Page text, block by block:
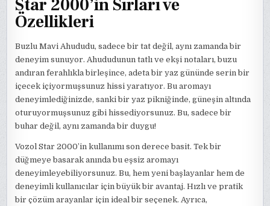
Star 2000’in Sırları ve
Özellikleri
Buzlu Mavi Ahududu, sadece bir tat değil, aynı zamanda bir
deneyim sunuyor. Ahududunun tatlı ve ekşi notaları, buzu
andıran ferahlıkla birleşince, adeta bir yaz gününde serin bir
içecek içiyormuşsunuz hissi yaratıyor. Bu aromayı
deneyimlediğinizde, sanki bir yaz pikniğinde, güneşin altında
oturuyormuşsunuz gibi hissediyorsunuz. Bu, sadece bir
buhar değil, aynı zamanda bir duygu!
Vozol Star 2000’in kullanımı son derece basit. Tek bir
düğmeye basarak anında bu eşsiz aromayı
deneyimleyebiliyorsunuz. Bu, hem yeni başlayanlar hem de
deneyimli kullanıcılar için büyük bir avantaj. Hızlı ve pratik
bir çözüm arayanlar için ideal bir seçenek. Ayrıca,